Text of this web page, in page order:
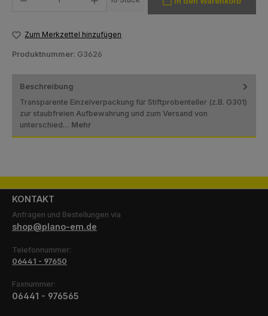
Zum Merkzettel hinzufügen
Produktnummer: G3626
Beschreibung
Transparente Einzelverpackung für Stiftprobenteller (z.B. G301)
zur staubfreien Aufbewahrung und zum Versand von
unterschied… Mehr
KONTAKT
Anfragen und Bestellungen via
shop@plano-em.de
Telefonnummer:
06441 - 97650
Faxnummer:
06441 - 976565